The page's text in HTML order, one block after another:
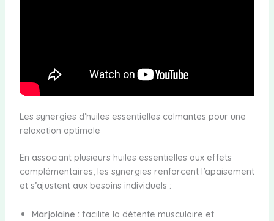
Les synergies d’huiles essentielles calmantes pour une
relaxation optimale
En associant plusieurs huiles essentielles aux effets
complémentaires, les synergies renforcent l’apaisement
et s’ajustent aux besoins individuels :
Marjolaine : facilite la détente musculaire et